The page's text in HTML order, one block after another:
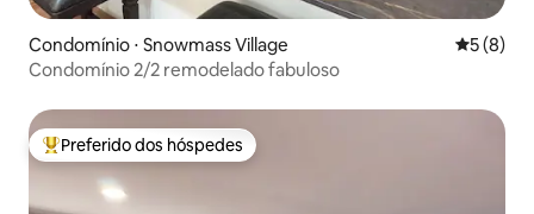
Condomínio ⋅ Snowmass Village 5 de
5 (8)
Condomínio 2/2 remodelado fabuloso
Entre os melhores preferidos dos hóspedes
Preferido dos hóspedes